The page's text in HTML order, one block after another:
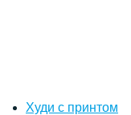
Худи с принтом